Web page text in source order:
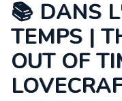
📚 DANS
TEMPS |
OUT OF